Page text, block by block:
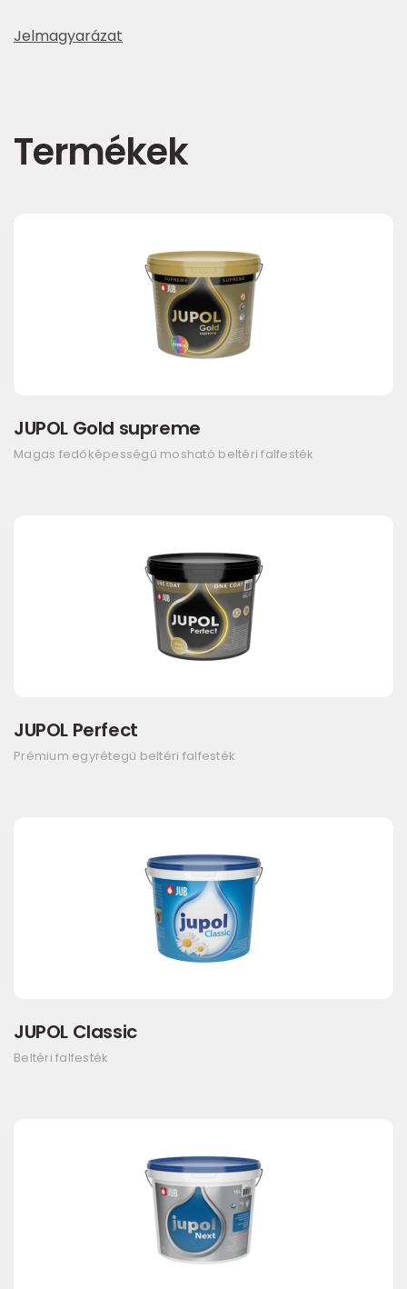
Jelmagyarázat
Termékek
JUPOL Gold supreme
Magas fedőképességű mosható beltéri falfesték
JUPOL Perfect
Prémium egyrétegű beltéri falfesték
JUPOL Classic
Beltéri falfesték